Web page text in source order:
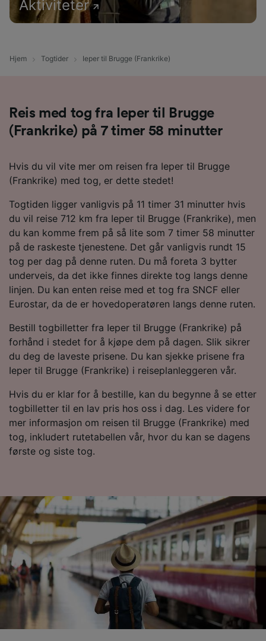
Aktiviteter
Hjem Togtider Ieper til Brugge (Frankrike)
Reis med tog fra Ieper til Brugge
(Frankrike) på 7 timer 58 minutter
Hvis du vil vite mer om reisen fra Ieper til Brugge
(Frankrike) med tog, er dette stedet!
Togtiden ligger vanligvis på 11 timer 31 minutter hvis
du vil reise 712 km fra Ieper til Brugge (Frankrike), men
du kan komme frem på så lite som 7 timer 58 minutter
på de raskeste tjenestene. Det går vanligvis rundt 15
tog per dag på denne ruten. Du må foreta 3 bytter
underveis, da det ikke finnes direkte tog langs denne
linjen. Du kan enten reise med et tog fra SNCF eller
Eurostar, da de er hovedoperatøren langs denne ruten.
Bestill togbilletter fra Ieper til Brugge (Frankrike) på
forhånd i stedet for å kjøpe dem på dagen. Slik sikrer
du deg de laveste prisene. Du kan sjekke prisene fra
Ieper til Brugge (Frankrike) i reiseplanleggeren vår.
Hvis du er klar for å bestille, kan du begynne å se etter
togbilletter til en lav pris hos oss i dag. Les videre for
mer informasjon om reisen til Brugge (Frankrike) med
tog, inkludert rutetabellen vår, hvor du kan se dagens
første og siste tog.